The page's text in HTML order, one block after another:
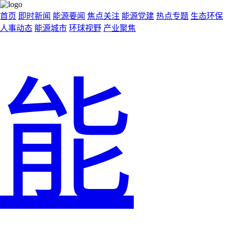
首页 即时新闻 能源要闻 焦点关注 能源党建 热点专题 生态环保
人事动态 能源城市 环球视野 产业聚焦
能